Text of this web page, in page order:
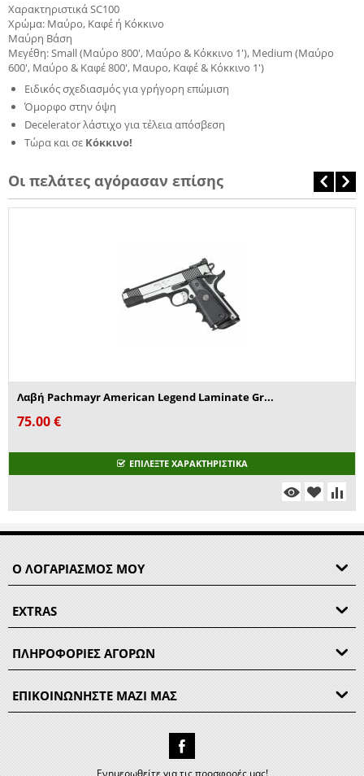
Χαρακτηριστικά SC100
Χρώμα: Μαύρο, Καφέ ή Κόκκινο
Μαύρη Βάση
Μεγέθη: Small (Μαύρο 800', Μαύρο & Κόκκινο 1'), Medium (Μαύρο
600', Μαύρο & Καφέ 800', Μαυρο, Καφέ & Κόκκινο 1')
Ειδικός σχεδιασμός για γρήγορη επώμιση
Όμορφο στην όψη
Decelerator λάστιχο για τέλεια απόσβεση
Τώρα και σε Κόκκινο!
Οι πελάτες αγόρασαν επίσης
Λαβή Pachmayr American Legend Laminate Gr...
75.00€
ΕΠΙΛΕΞΤΕ ΧΑΡΑΚΤΗΡΙΣΤΙΚΑ
Ο ΛΟΓΑΡΙΑΣΜΟΣ ΜΟΥ
EXTRAS
ΠΛΗΡΟΦΟΡΙΕΣ ΑΓΟΡΩΝ
ΕΠΙΚΟΙΝΩΝΗΣΤΕ ΜΑΖΙ ΜΑΣ
Ενημερωθείτε για τις προσφορές μας!